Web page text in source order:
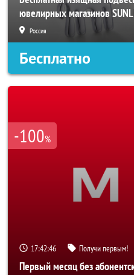
ювелирных магазинов
Россия
Бесплатно
-100%
17:42:44 Получи первым!
Первый месяц без